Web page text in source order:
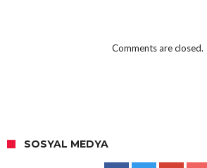
Comments are closed.
SOSYAL MEDYA